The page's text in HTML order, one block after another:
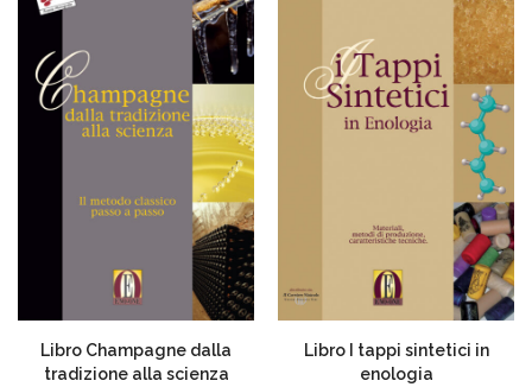
Libro Champagne dalla
tradizione alla scienza
Libro I tappi sintetici in
enologia